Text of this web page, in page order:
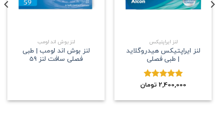
لنز ایراپتیکس
لنز ایراپتیکس هیدروگلاید
| طبی فصلی
نمره5.002,400,000 تومان
لنز بوش اند لومب
لنز بوش اند لومب | طبی
فصلی سافت لنز 59